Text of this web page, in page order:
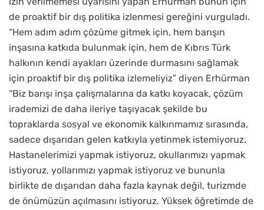
de proaktif bir dış politika izlenmesi gereğini vurguladı.
“Hem adım adım çözüme gitmek için, hem barışın
inşasına katkıda bulunmak için, hem de Kıbrıs Türk
halkının kendi ayakları üzerinde durmasını sağlamak
için proaktif bir dış politika izlemeliyiz” diyen Erhürman
“Biz barışı inşa çalışmalarına da katkı koyacak, çözüm
irademizi de daha ileriye taşıyacak şekilde bu
topraklarda sosyal ve ekonomik kalkınmamız sırasında,
sadece dışarıdan gelen katkıyla yetinmek istemiyoruz.
Hastanelerimizi yapmak istiyoruz, okullarımızı yapmak
istiyoruz, yollarımızı yapmak istiyoruz ve bununla
birlikte de dışarıdan daha fazla kaynak değil, turizmde
de önümüzün açılmasını istiyoruz. Yüksek öğretimde de